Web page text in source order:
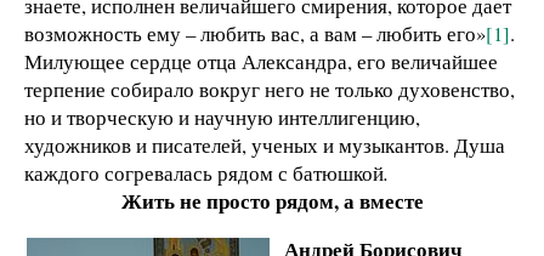
возможность ему – любить вас, а вам – любить его»[1].
Милующее сердце отца Александра, его величайшее
терпение собирало вокруг него не только духовенство,
но и творческую и научную интеллигенцию,
художников и писателей, ученых и музыкантов. Душа
каждого согревалась рядом с батюшкой.
Жить не просто рядом, а вместе
Андрей Борисович